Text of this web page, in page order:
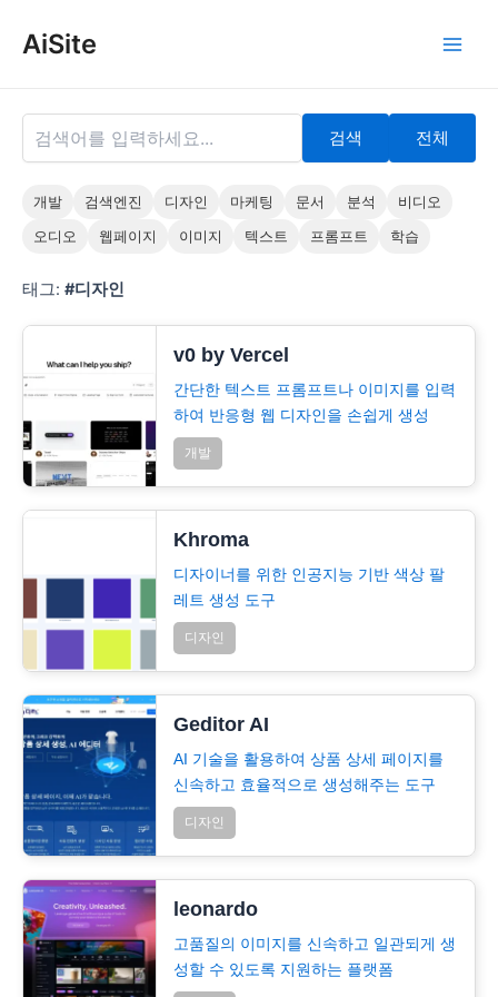
AiSite
검색 전체
개발 검색엔진 디자인 마케팅 문서 분석
비디오
오디오
웹페이지 이미지 텍스트 프롬프트 학습
태그: #디자인
v0 by Vercel
간단한 텍스트 프롬프트나 이미지를 입력
하여 반응형 웹 디자인을 손쉽게 생성
개발
Khroma
디자이너를 위한 인공지능 기반 색상 팔
레트 생성 도구
디자인
Geditor AI
AI 기술을 활용하여 상품 상세 페이지를
신속하고 효율적으로 생성해주는 도구
디자인
leonardo
고품질의 이미지를 신속하고 일관되게 생
성할 수 있도록 지원하는 플랫폼